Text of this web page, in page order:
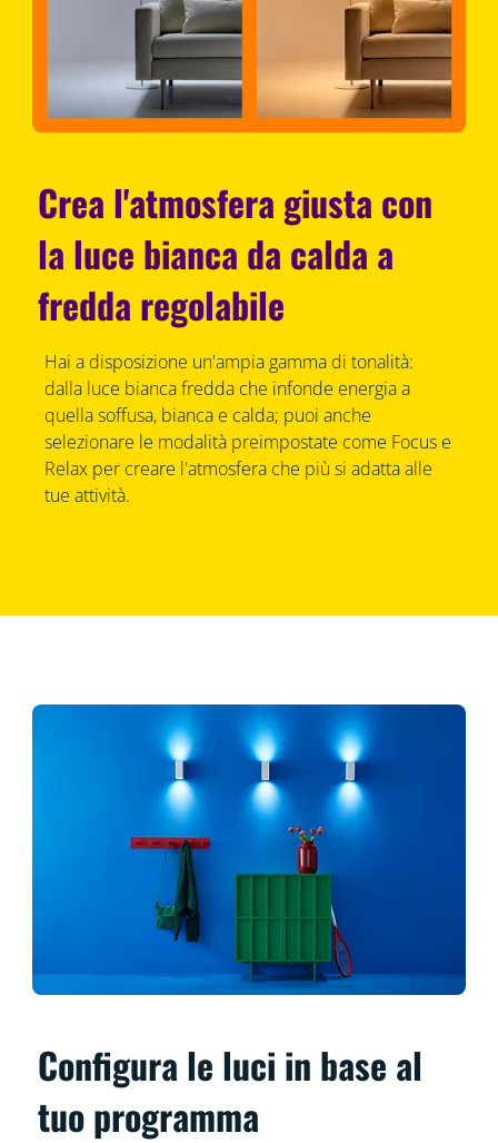
Crea l'atmosfera giusta con
la luce bianca da calda a
fredda regolabile
Hai a disposizione un'ampia gamma di tonalità:
dalla luce bianca fredda che infonde energia a
quella soffusa, bianca e calda; puoi anche
selezionare le modalità preimpostate come Focus e
Relax per creare l'atmosfera che più si adatta alle
tue attività.
Configura le luci in base al
tuo programma